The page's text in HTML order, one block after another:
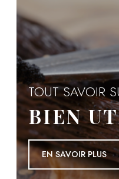
TOUT SAVOIR
BIEN
EN SAVOIR PLUSEN